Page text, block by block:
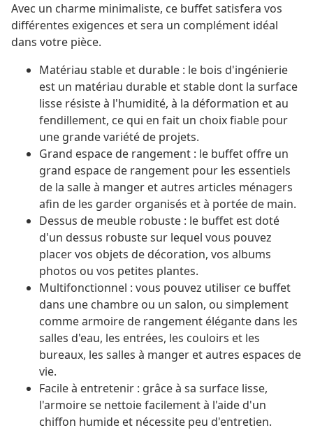
Avec un charme minimaliste, ce buffet satisfera vos
différentes exigences et sera un complément idéal
dans votre pièce.
Matériau stable et durable : le bois d'ingénierie
est un matériau durable et stable dont la surface
lisse résiste à l'humidité, à la déformation et au
fendillement, ce qui en fait un choix fiable pour
une grande variété de projets.
Grand espace de rangement : le buffet offre un
grand espace de rangement pour les essentiels
de la salle à manger et autres articles ménagers
afin de les garder organisés et à portée de main.
Dessus de meuble robuste : le buffet est doté
d'un dessus robuste sur lequel vous pouvez
placer vos objets de décoration, vos albums
photos ou vos petites plantes.
Multifonctionnel : vous pouvez utiliser ce buffet
dans une chambre ou un salon, ou simplement
comme armoire de rangement élégante dans les
salles d'eau, les entrées, les couloirs et les
bureaux, les salles à manger et autres espaces de
vie.
Facile à entretenir : grâce à sa surface lisse,
l'armoire se nettoie facilement à l'aide d'un
chiffon humide et nécessite peu d'entretien.